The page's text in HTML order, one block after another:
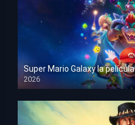
Super Mario Galaxy la película
2026
HD 1080p